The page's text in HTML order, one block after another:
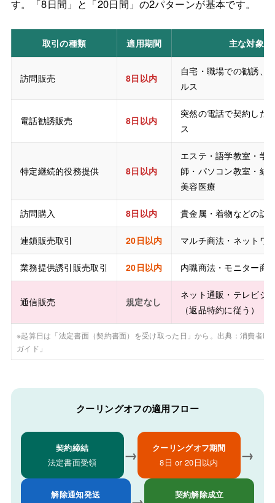
す。「8日間」と「20日間」の2パターンが基本です。
取引の種類 適用期間 主な対象例
訪問販売 8日以内
自宅・職場での勧誘、
ルス
電話勧誘販売 8日以内
突然の電話で契約した
ス
特定継続的役務提供 8日以内
エステ・語学教室・学
師・パソコン教室・結
美容医療
訪問購入 8日以内 貴金属・着物などの訪
連鎖販売取引 20日以内 マルチ商法・ネットワ
業務提供誘引販売取引 20日以内 内職商法・モニター商
通信販売 規定なし
ネット通販・テレビシ
（返品特約に従う）
※起算日は「法定書面（契約書面）を受け取った日」から。出典：消費者庁
ガイド」
クーリングオフの適用フロー
契約締結
法定書面受領
→
クーリングオフ期間
8日 or 20日以内
→
解除通知発送
契約解除成立